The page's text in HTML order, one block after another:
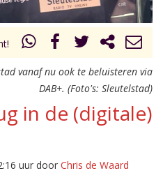
vanaf nu ook te beluisteren via
DAB+. (Foto's: Sleutelstad)
in de (digitale)
uur door Chris de Waard